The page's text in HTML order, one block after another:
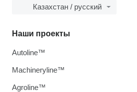
Казахстан / русский
Наши проекты
Autoline™
Machineryline™
Agroline™